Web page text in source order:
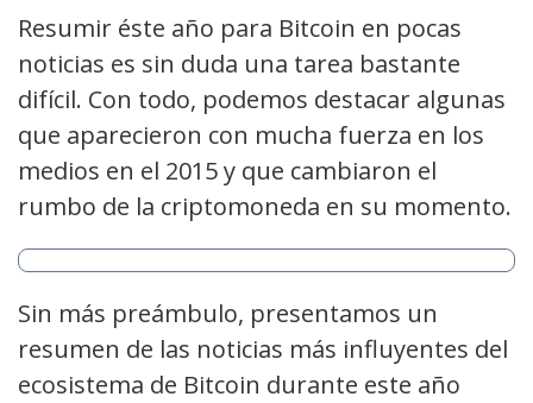
Resumir éste año para Bitcoin en pocas
noticias es sin duda una tarea bastante
difícil. Con todo, podemos destacar algunas
que aparecieron con mucha fuerza en los
medios en el 2015 y que cambiaron el
rumbo de la criptomoneda en su momento.
Sin más preámbulo, presentamos un
resumen de las noticias más influyentes del
ecosistema de Bitcoin durante este año